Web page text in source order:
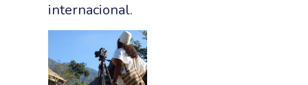
internacional.